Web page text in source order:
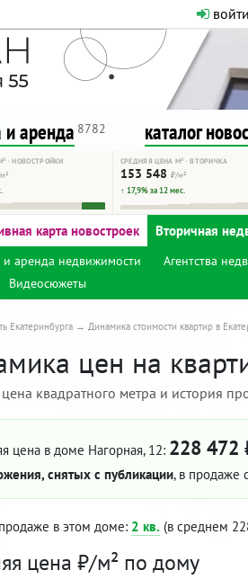
нормальная.
ресурсу, как он
аренда 8782 каталог
· НОВОСТРОЙКИ СРЕДНЯЯ ЦЕНА М² · ВТОРИЧКА
153 548 ₽/м²
↑ 17,9% за 12 мес.
карта новостроек Вторичная
аренда недвижимости Агентства
Видеосюжеты
Екатеринбурга Динамика стоимости квартир в
цен на
квадратного метра и история
цена в доме Нагорная, 12: 228 472
снятых с публикации, в продаже
в этом доме: 2 кв. (в среднем
цена ₽/м² по дому